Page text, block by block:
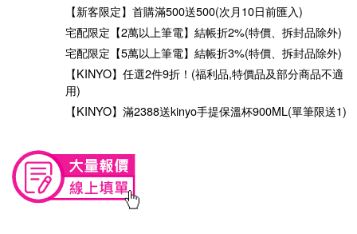
【新客限定】首購滿500送500(次月10日前匯入)
宅配限定【2萬以上筆電】結帳折2%(特價、拆封品除外)
宅配限定【5萬以上筆電】結帳折3%(特價、拆封品除外)
【KINYO】任選2件9折！(福利品,特價品及部分商品不適
用)
【KINYO】滿2388送kinyo手提保溫杯900ML(單筆限送1)